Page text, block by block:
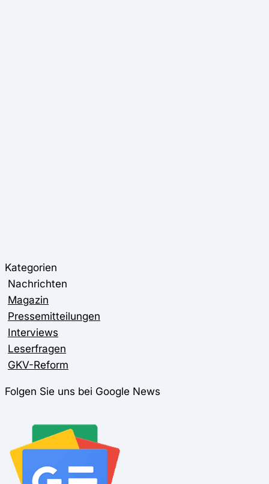
Kategorien
Nachrichten
Magazin
Pressemitteilungen
Interviews
Leserfragen
GKV-Reform
Folgen Sie uns bei Google News